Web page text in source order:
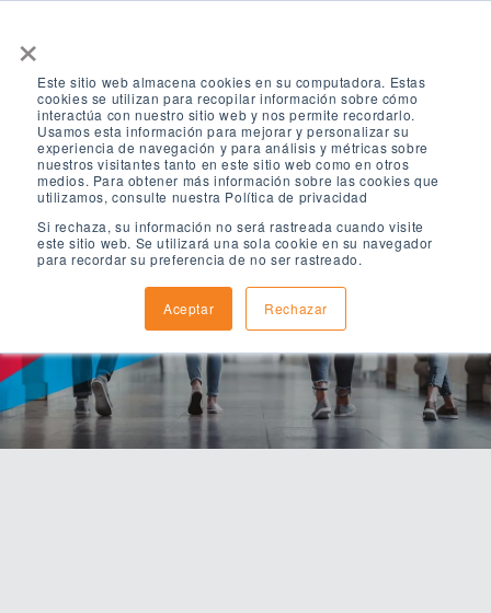
×
Este sitio web almacena cookies en su computadora. Estas
cookies se utilizan para recopilar información sobre cómo
interactúa con nuestro sitio web y nos permite recordarlo.
Usamos esta información para mejorar y personalizar su
experiencia de navegación y para análisis y métricas sobre
nuestros visitantes tanto en este sitio web como en otros
medios. Para obtener más información sobre las cookies que
utilizamos, consulte nuestra Política de privacidad
Si rechaza, su información no será rastreada cuando visite
este sitio web. Se utilizará una sola cookie en su navegador
para recordar su preferencia de no ser rastreado.
Aceptar Rechazar
Contáctenos
Envíe el siguiente formulario para
solicitar más información